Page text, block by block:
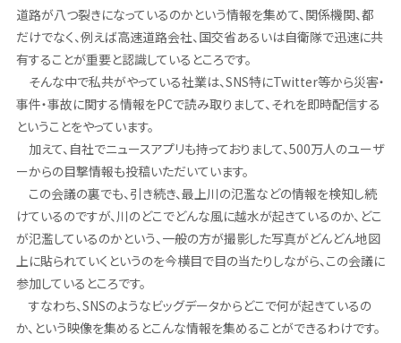
道路が八つ裂きになっているのかという情報を集めて、関係機関、都
だけでなく、例えば高速道路会社、国交省あるいは自衛隊で迅速に共
有することが重要と認識しているところです。
そんな中で私共がやっている社業は、SNS特にTwitter等から災害・
事件・事故に関する情報をPCで読み取りまして、それを即時配信する
ということをやっています。
加えて、自社でニュースアプリも持っておりまして、500万人のユーザ
ーからの目撃情報も投稿いただいています。
この会議の裏でも、引き続き、最上川の氾濫などの情報を検知し続
けているのですが、川のどこでどんな風に越水が起きているのか、どこ
が氾濫しているのかという、一般の方が撮影した写真がどんどん地図
上に貼られていくというのを今横目で目の当たりしながら、この会議に
参加しているところです。
すなわち、SNSのようなビッグデータからどこで何が起きているの
か、という映像を集めるとこんな情報を集めることができるわけです。